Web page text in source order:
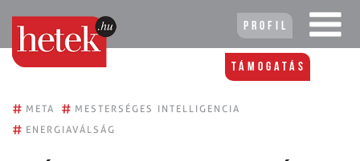
Profil
Támogatás
# META # MESTERSÉGES INTELLIGENCIA
# ENERGIAVÁLSÁG